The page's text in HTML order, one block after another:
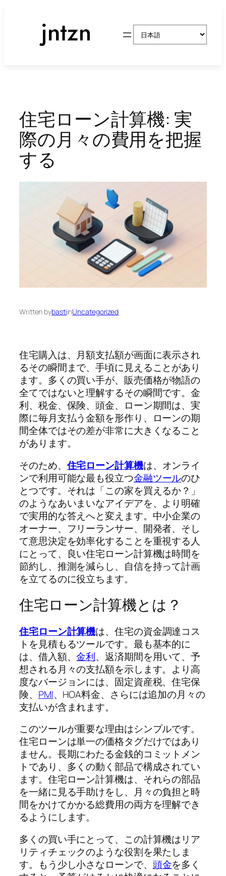
言
語
住宅ローン計算機: 実
際の月々の費用を把握
する
Written bybastiinUncategorized
住宅購入は、月額支払額が画面に表示され
るその瞬間まで、手頃に見えることがあり
ます。多くの買い手が、販売価格が物語の
全てではないと理解するその瞬間です。金
利、税金、保険、頭金、ローン期間は、実
際に毎月支払う金額を形作り、ローンの期
間全体ではその差が非常に大きくなること
があります。
そのため、 住宅ローン計算機は、オンライ
ンで利用可能な最も役立つ金融ツールのひ
とつです。それは「この家を買えるか？」
のようなあいまいなアイデアを、より明確
で実用的な答えへと変えます。中小企業の
オーナー、フリーランサー、開発者、そし
て意思決定を効率化することを重視する人
にとって、良い住宅ローン計算機は時間を
節約し、推測を減らし、自信を持って計画
を立てるのに役立ちます。
住宅ローン計算機とは？
住宅ローン計算機は、住宅の資金調達コス
トを見積もるツールです。最も基本的に
は、借入額、金利、返済期間を用いて、予
想される月々の支払額を示します。より高
度なバージョンには、固定資産税、住宅保
険、 PMI、HOA料金、さらには追加の月々の
支払いが含まれます。
このツールが重要な理由はシンプルです。
住宅ローンは単一の価格タグだけではあり
ません。長期にわたる金銭的コミットメン
トであり、多くの動く部品で構成されてい
ます。住宅ローン計算機は、それらの部品
を一緒に見る手助けをし、月々の負担と時
間をかけてかかる総費用の両方を理解でき
るようにします。
多くの買い手にとって、この計算機はリア
リティチェックのような役割を果たしま
す。もう少し小さなローンで、 頭金を多く